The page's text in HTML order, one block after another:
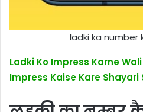
ladki ka number
Ladki Ko Impress Karne
Impress Kaise Kare Shayari